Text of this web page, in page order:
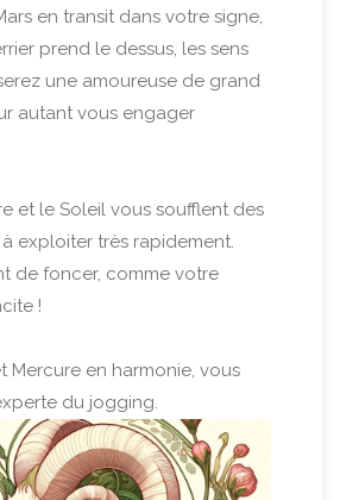
en transit dans votre signe,
prend le dessus, les sens
une amoureuse de grand
autant vous engager
et le Soleil vous soufflent des
exploiter très rapidement.
de foncer, comme votre
!
Mercure en harmonie, vous
du jogging.